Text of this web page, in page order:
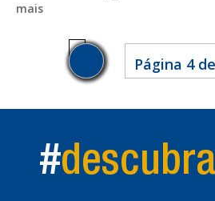
mais
Página 4
4
#descubra